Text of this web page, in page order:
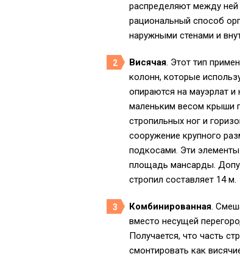
распределяют между
рациональный способ
наружными стенами и
Висячая. Этот тип
колонн, которые
опираются на мауэрлат
маленьким весом крыши
стропильных ног и
сооружение крупного
подкосами. Эти
площадь мансарды.
стропил составляет 14 м.
Комбинированная.
вместо несущей
Получается, что часть
смонтировать как